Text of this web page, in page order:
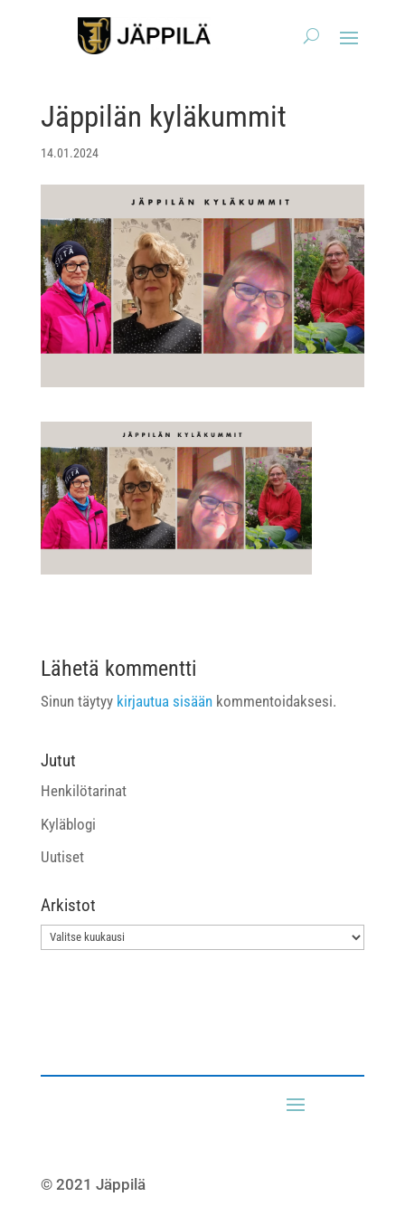
Jäppilän kyläkummit
14.01.2024
Lähetä kommentti
Sinun täytyy kirjautua sisäänkommentoidaksesi.
Jutut
Henkilötarinat
Kyläblogi
Uutiset
Arkistot
Arkistot
© 2021 Jäppilä